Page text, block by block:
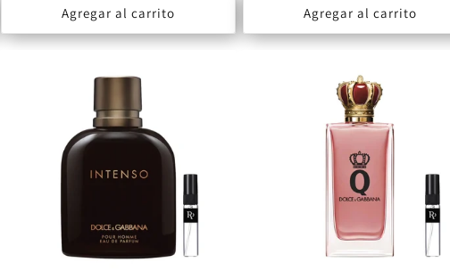
Agregar al carrito Agregar al carrito